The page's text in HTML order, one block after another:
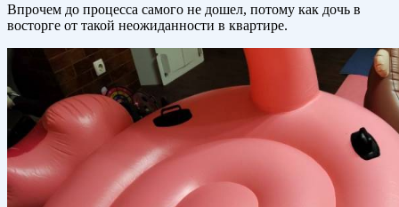
Впрочем до процесса самого не дошел, потому как дочь в
восторге от такой неожиданности в квартире.